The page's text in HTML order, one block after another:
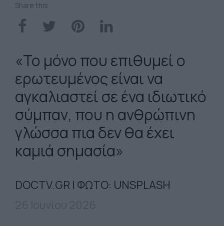
Share this
«Το μόνο που επιθυμεί ο
ερωτευμένος είναι να
αγκαλιαστεί σε ένα ιδιωτικό
σύμπαν, που η ανθρώπινη
γλώσσα πια δεν θα έχει
καμιά σημασία»
DOCTV.GR | ΦΩΤΟ: UNSPLASH